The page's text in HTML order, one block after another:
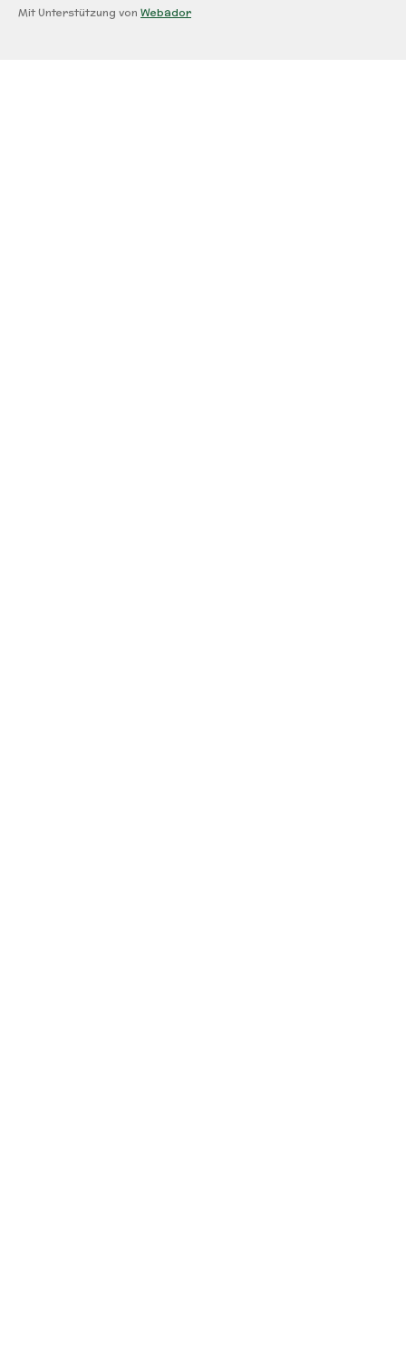
Mit Unterstützung von Webador